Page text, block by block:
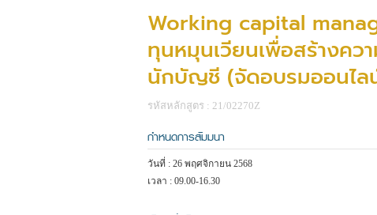
Working capital
ทุนหมุนเวียนเพื่อสร้างควา
นักบัญชี (จัดอบรมออนไล
รหัสหลักสูตร : 21/02270Z
กำหนดการสัมมนา
วันที่ : 26 พฤศจิกายน 2568
เวลา : 09.00-16.30